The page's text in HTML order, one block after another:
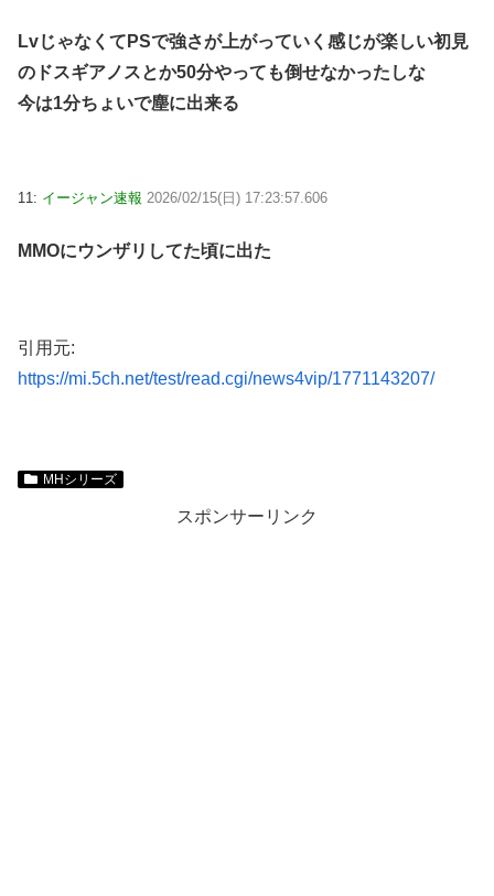
LvじゃなくてPSで強さが上がっていく感じが楽しい初見
のドスギアノスとか50分やっても倒せなかったしな
今は1分ちょいで塵に出来る
11: イージャン速報 2026/02/15(日) 17:23:57.606
MMOにウンザリしてた頃に出た
引用元:
https://mi.5ch.net/test/read.cgi/news4vip/1771143207/
MHシリーズ
スポンサーリンク